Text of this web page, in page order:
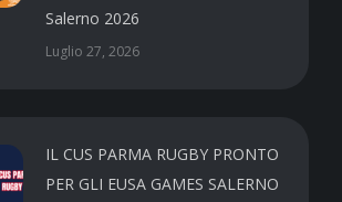
Salerno 2026
Luglio 27, 2026
IL CUS PARMA RUGBY PRONTO
PER GLI EUSA GAMES SALERNO